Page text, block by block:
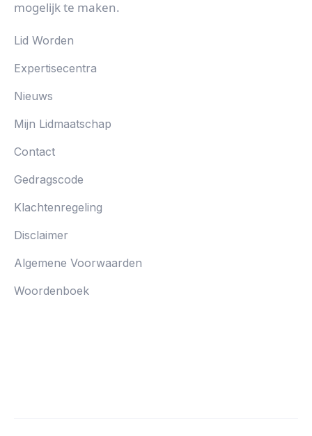
mogelijk te maken.
Lid Worden
Expertisecentra
Nieuws
Mijn Lidmaatschap
Contact
Gedragscode
Klachtenregeling
Disclaimer
Algemene Voorwaarden
Woordenboek